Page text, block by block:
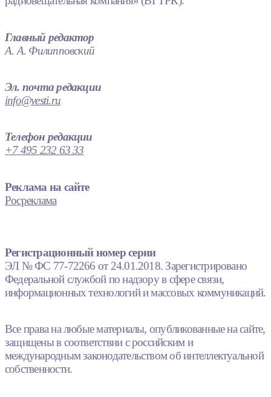
Главный редактор
А. А. Филипповский
Эл. почта редакции
info@vesti.ru
Телефон редакции
+7 495 232 63 33
Реклама на сайте
Росреклама
Регистрационный номер серии
ЭЛ № ФС 77-72266 от 24.01.2018. Зарегистрировано
Федеральной службой по надзору в сфере связи,
информационных технологий и массовых коммуникаций.
Все права на любые материалы, опубликованные на сайте,
защищены в соответствии с российским и
международным законодательством об интеллектуальной
собственности.